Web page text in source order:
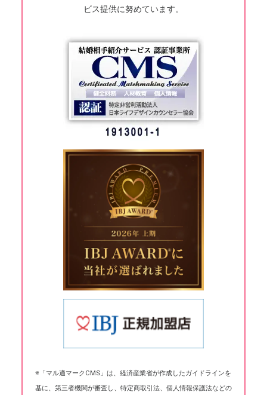
ビス提供に努めています。
※「マル適マークCMS」は、経済産業省が作成したガイドラインを
基に、第三者機関が審査し、特定商取引法、個人情報保護法などの